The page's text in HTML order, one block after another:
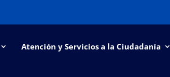
Atención y Servicios a la Ciudadanía